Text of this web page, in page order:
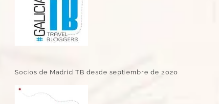
Socios de Madrid TB desde septiembre de 2020